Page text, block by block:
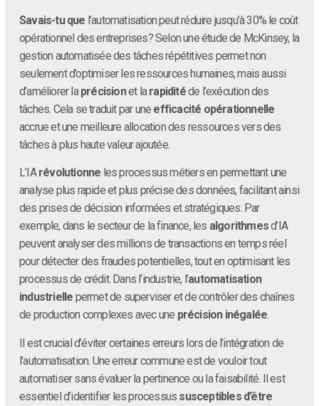
Savais-tu que l’automatisation peut réduire jusqu’à 30% le coût
opérationnel des entreprises? Selon une étude de McKinsey, la
gestion automatisée des tâches répétitives permet non
seulement d’optimiser les ressources humaines, mais aussi
d’améliorer laprécisionet larapiditéde l’exécution des
tâches. Cela se traduit par une efficacité opérationnelle
accrue et une meilleure allocation des ressources vers des
tâches à plus haute valeur ajoutée.
L’IArévolutionne les processus métiers en permettant une
analyse plus rapide et plus précise des données, facilitant ainsi
des prises de décision informées et stratégiques. Par
exemple, dans le secteur de la finance, les algorithmesd’IA
peuvent analyser des millions de transactions en temps réel
pour détecter des fraudes potentielles, tout en optimisant les
processus de crédit. Dans l’industrie, l’automatisation
industrielle permet de superviser et de contrôler des chaînes
de production complexes avec une précision inégalée.
Il est crucial d’éviter certaines erreurs lors de l’intégration de
l’automatisation. Une erreur commune est de vouloir tout
automatiser sans évaluer la pertinence ou la faisabilité. Il est
essentiel d’identifier les processus susceptibles d’être